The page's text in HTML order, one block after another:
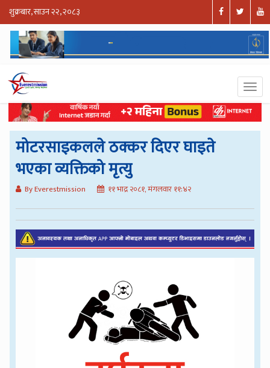
शुक्रबार, साउन २२, २०८३
मोटरसाइकलले ठक्कर दिएर घाइते
भएका व्यक्तिको मृत्यु
By Everestmission ११ भाद्र २०८१, मंगलवार ११:४२